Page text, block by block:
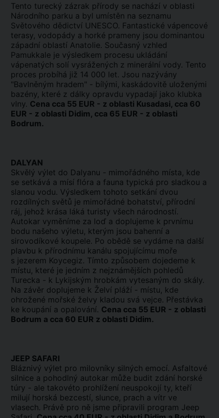
Tento turecký zázrak přírody se nachází v oblasti
Národního parku a byl umístěn na seznamu
Světového dědictví UNESCO. Fantastické vápencové
terasy, vodopády a horké prameny jsou dominantou
západní oblastí Anatolie. Současný vzhled
Pamukkale je výsledkem procesu ukládání
vápenatých solí vysrážených z minerální vody. Tento
proces probíhá již 14 000 let. Jsou nazývány
"Bavlněným hradem" - bílými, kaskádovitě uloženými
bazény, které z dálky opravdu vypadají jako klubka
vlny. Cena cca 55 EUR - z oblasti Kusadasi, cca 60
EUR - z oblasti Didim, cca 65 EUR - z oblasti
Bodrum.
DALYAN
Skvělý výlet do Dalyanu - mimořádného místa, kde
se setkává a mísí flóra a fauna typická pro sladkou a
slanou vodu. Výsledkem tohoto setkání dvou
rozdílných světů je mimořádné bohatství, přírodní
ráj, jehož krása láká turisty všech národností.
Autokar vyměníme za loď a doplujeme k prvnímu
bodu našeho výletu, kterým jsou bahenní a
sirovodíkové koupele. Po obědě se vydáme na další
plavbu k přírodnímu kanálu spojujícímu moře
s jezerem Koycegiz. Tímto způsobem dojedeme k
místu, které je jedním z nejznámějších pohledů
Turecka - k Lykijským hrobkám vytesaným do skály.
Na závěr doplujeme k Želví pláží - místu, kde
ohrožené mořské želvy kladou svá vejce. Přestávka
ke koupání a opalování. Cena cca 55 EUR - z oblasti
Bodrum a cca 60 EUR z oblasti Didim.
JEEP SAFARI
Bláznivý výlet pro milovníky silných emocí. Asfaltové
silnice a pohodlný autokar může budit zdání horské
túry - ale takovéto prohlížení neuspokojí ty, kteří
milují horská bezcestí, slunce, prach a vítr ve
vlasech. Právě pro ně jsme připravili program Jeep